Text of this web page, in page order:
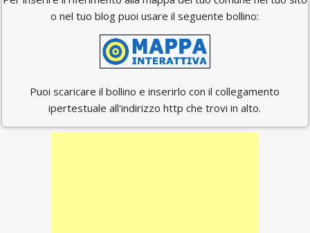
o nel tuo blog puoi usare il seguente bollino:
Puoi scaricare il bollino e inserirlo con il collegamento
ipertestuale all'indirizzo http che trovi in alto.